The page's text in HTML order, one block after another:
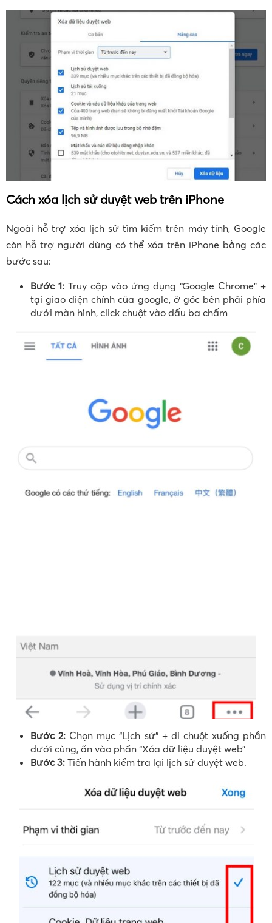
Cách xóa lịch sử duyệt web trên iPhone
Ngoài hỗ trợ xóa lịch sử tìm kiếm trên máy tính, Google
còn hỗ trợ người dùng có thể xóa trên iPhone bằng các
bước sau:
Bước 1: Truy cập vào ứng dụng “Google Chrome” +
tại giao diện chính của google, ở góc bên phải phía
dưới màn hình, click chuột vào dấu ba chấm
Bước 2: Chọn mục “Lịch sử” + di chuột xuống phần
dưới cùng, ấn vào phần “Xóa dữ liệu duyệt web”
Bước 3: Tiến hành kiểm tra lại lịch sử duyệt web.